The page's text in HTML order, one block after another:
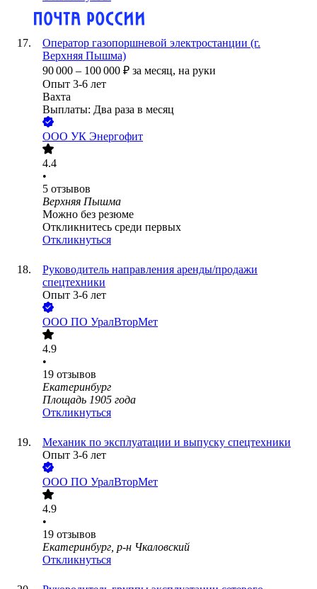
Оператор газопоршневой электростанции (г.
Верхняя Пышма)
90 000 – 100 000 ₽ за месяц, на руки
Опыт 3-6 лет
Вахта
Выплаты: Два раза в месяц
ООО УК Энергофит
4.4
•
5 отзывов
Верхняя Пышма
Можно без резюме
Откликнитесь среди первых
Откликнуться
Руководитель направления аренды/продажи
спецтехники
Опыт 3-6 лет
ООО ПО УралВторМет
4.9
•
19 отзывов
Екатеринбург
Площадь 1905 года
Откликнуться
Механик по эксплуатации и выпуску спецтехники
Опыт 3-6 лет
ООО ПО УралВторМет
4.9
•
19 отзывов
Екатеринбург, р-н Чкаловский
Откликнуться